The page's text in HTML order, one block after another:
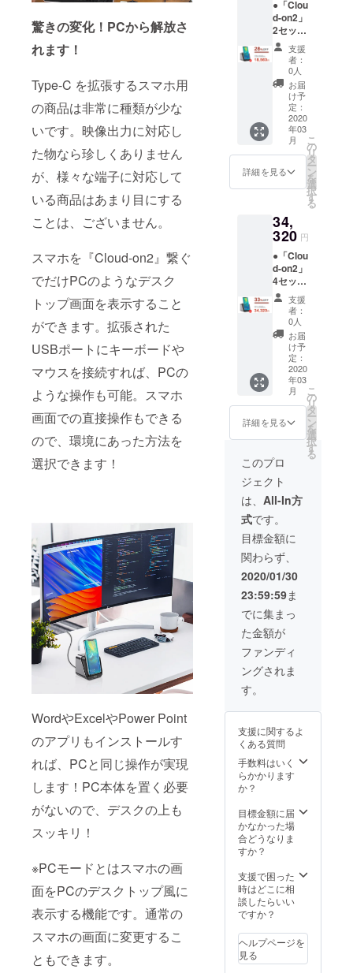
驚きの変化！PCから解放さ
れます！
Type-C を拡張するスマホ用
の商品は非常に種類が少な
いです。映像出力に対応し
た物なら珍しくありません
が、様々な端子に対応して
いる商品はあまり目にする
ことは、ございません。
スマホを『Cloud-on2』繋ぐ
でだけPCのようなデスク
トップ画面を表示すること
ができます。拡張された
USBポートにキーボードや
マウスを接続すれば、PCの
ような操作も可能。スマホ
画面での直接操作もできる
ので、環境にあった方法を
選択できます！
WordやExcelやPower Point
のアプリもインストールす
れば、PCと同じ操作が実現
します！PC本体を置く必要
がないので、デスクの上も
スッキリ！
※PCモードとはスマホの画
面をPCのデスクトップ風に
表示する機能です。通常の
スマホの画面に変更するこ
ともできます。
ます。
※商品の
仕様、
デザイ
ンに関
しまし
ては一
部変更
になる
可能性
もござ
いま
す。ご
了承く
をお使
いくだ
さい。
※2020
年3月に
お届け
する予
定です
が、生
産、配
送状況
により
遅れる
可能性
送料込
の価格
となり
ます。
※商品の
仕様、
デザイ
ンに関
しまし
ては一
部変更
になる
可能性
もござ
いま
す。ご
了承く
●「Clou
d-on2」
2セット
＜1セッ
トの詳
細＞
「Cloud
-on2」
本体 x1
取扱説
明書 x1
※接続用
のケー
ブルは
付属さ
れてお
ん。お
手持ち
のもの
をお使
いくだ
さい。
※2020
年3月に
お届け
する予
定です
が、生
産、配
送状況
により
遅れる
可能性
す。 ※
送料込
の価格
となり
ます。
※商品の
仕様、
デザイ
ンに関
しまし
ては一
部変更
になる
可能性
もござ
いま
す。ご
了承く
支援
者：
0人
お届
け予
定：
2020
年03
月
詳細を見る
こ
の
リ
タ
ー
ン
を
選
択
す
る
34,
320 円
●「Clou
d-on2」
4セット
＜1セッ
トの詳
細＞
「Cloud
-on2」
本体 x1
取扱説
明書 x1
※接続用
のケー
ブルは
付属さ
れてお
りませ
ん。お
手持ち
のもの
をお使
いくだ
さい。
※2020
年3月に
お届け
する予
定です
が、生
産、配
送状況
により
遅れる
可能性
す。 ※
の価格
となり
ます。
※商品の
仕様、
ンに関
しまし
ては一
部変更
可能性
もござ
いま
す。ご
ださ
い。
支援
者：
0人
お届
け予
定：
2020
年03
月
詳細を見る
こ
の
リ
タ
ー
ン
を
選
択
す
る
このプロ
ジェクト
は、 All-In方
式です。
目標金額に
関わらず、
2020/01/30
23:59:59ま
でに集まっ
た金額が
ファンディ
ングされま
す。
支援に関するよ
くある質問
手数料はいく
らかかります
か？
目標金額に届
かなかった場
合どうなりま
すか？
支援で困った
時はどこに相
談したらいい
ですか？
ヘルプページを
見る